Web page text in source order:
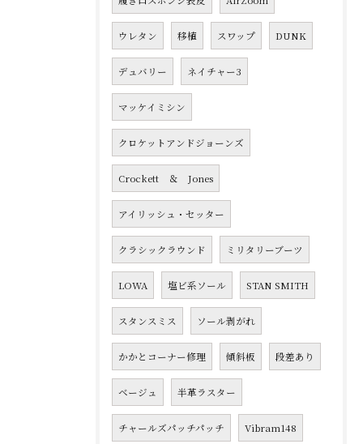
ウレタン 移植 スワップ DUNK
デュバリー ネイチャー3
マッケイミシン
クロケットアンドジョーンズ
Crockett ＆ Jones
アイリッシュ・セッター
クラシックラウンド ミリタリーブーツ
LOWA 塩ビ系ソール STAN SMITH
スタンスミス ソール剥がれ
かかとコーナー修理 傾斜板 段差あり
ベージュ 半革ラスター
チャールズパッチパッチ Vibram148